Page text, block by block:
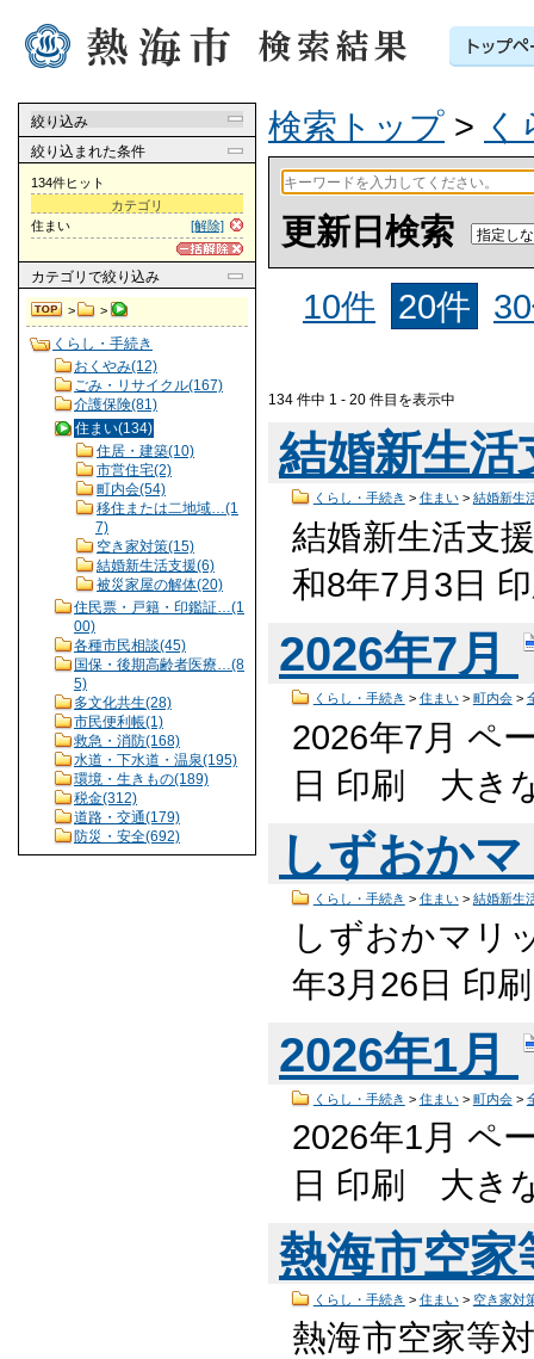
絞り込み
絞り込まれた条件
134件ヒット
カテゴリ
[解除]
住まい
カテゴリ で絞り込み
> >
くらし・手続き
おくやみ(12)
ごみ・リサイクル(167)
介護保険(81)
住まい(134)
住居・建築(10)
市営住宅(2)
町内会(54)
移住または二地域…(1
7)
空き家対策(15)
結婚新生活支援(6)
被災家屋の解体(20)
住民票・戸籍・印鑑証…(1
00)
各種市民相談(45)
国保・後期高齢者医療…(8
5)
多文化共生(28)
市民便利帳(1)
救急・消防(168)
水道・下水道・温泉(195)
環境・生きもの(189)
税金(312)
道路・交通(179)
防災・安全(692)
検索トップ > く
更新日検索
10件
20件
134 件中 1 - 20 件目を表示中
結婚新生
くらし・手続き > 住まい> 結婚新生
結婚新生活支
和8年7月3日
2026年7月
くらし・手続き > 住まい> 町内会>
2026年7月 ペ
日 印刷 大き
しずおか
くらし・手続き > 住まい> 結婚新生
しずおかマリ
年3月26日 印
2026年1月
くらし・手続き > 住まい> 町内会>
2026年1月 ペ
日 印刷 大き
熱海市空
くらし・手続き > 住まい> 空き家対
熱海市空家等